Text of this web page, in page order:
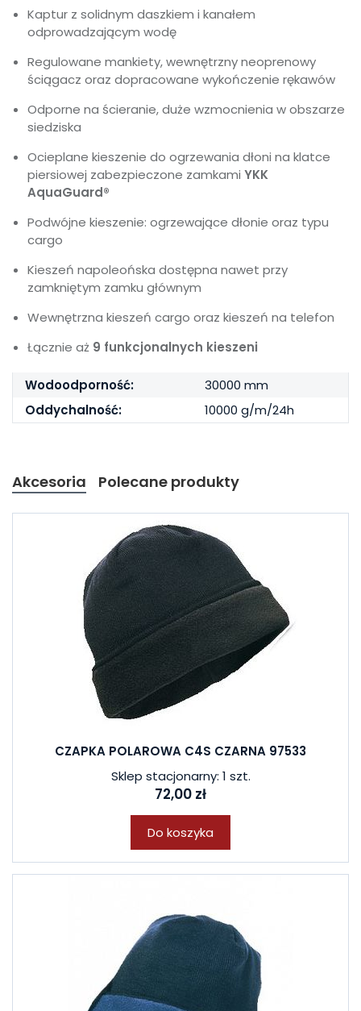
Kaptur z solidnym daszkiem i kanałem
odprowadzającym wodę
Regulowane mankiety, wewnętrzny neoprenowy
ściągacz oraz dopracowane wykończenie rękawów
Odporne na ścieranie, duże wzmocnienia w obszarze
siedziska
Ocieplane kieszenie do ogrzewania dłoni na klatce
piersiowej zabezpieczone zamkami YKK
AquaGuard®
Podwójne kieszenie: ogrzewające dłonie oraz typu
cargo
Kieszeń napoleońska dostępna nawet przy
zamkniętym zamku głównym
Wewnętrzna kieszeń cargo oraz kieszeń na telefon
Łącznie aż 9 funkcjonalnych kieszeni
Wodoodporność:
30000 mm
Oddychalność:
10000 g/m/24h
Akcesoria Polecane produkty
CZAPKA POLAROWA C4S CZARNA 97533
Sklep stacjonarny: 1 szt.
72,00 zł
Do koszyka